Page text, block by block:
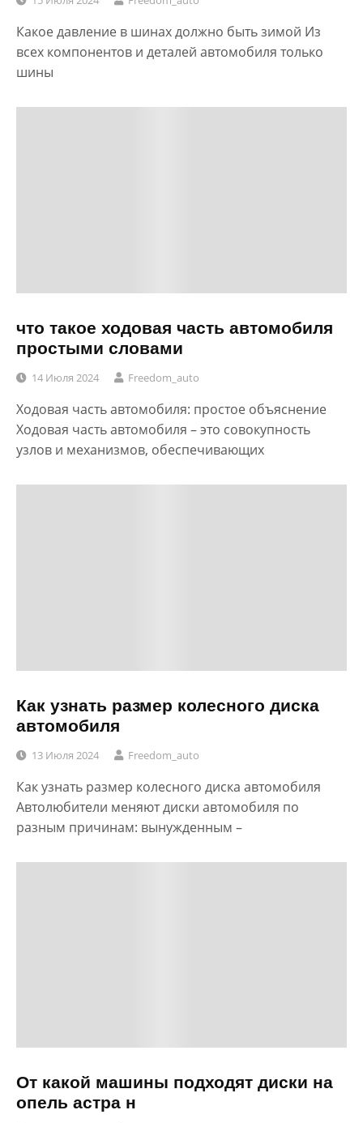
Какое давление в шинах должно быть зимой Из
всех компонентов и деталей автомобиля только
шины
что такое ходовая часть автомобиля
простыми словами
14 Июля 2024 Freedom_auto
Ходовая часть автомобиля: простое объяснение
Ходовая часть автомобиля – это совокупность
узлов и механизмов, обеспечивающих
Как узнать размер колесного диска
автомобиля
13 Июля 2024 Freedom_auto
Как узнать размер колесного диска автомобиля
Автолюбители меняют диски автомобиля по
разным причинам: вынужденным –
От какой машины подходят диски на
опель астра н